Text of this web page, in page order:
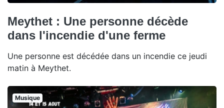
Meythet : Une personne décède
dans l'incendie d'une ferme
Une personne est décédée dans un incendie ce jeudi
matin à Meythet.
Musique